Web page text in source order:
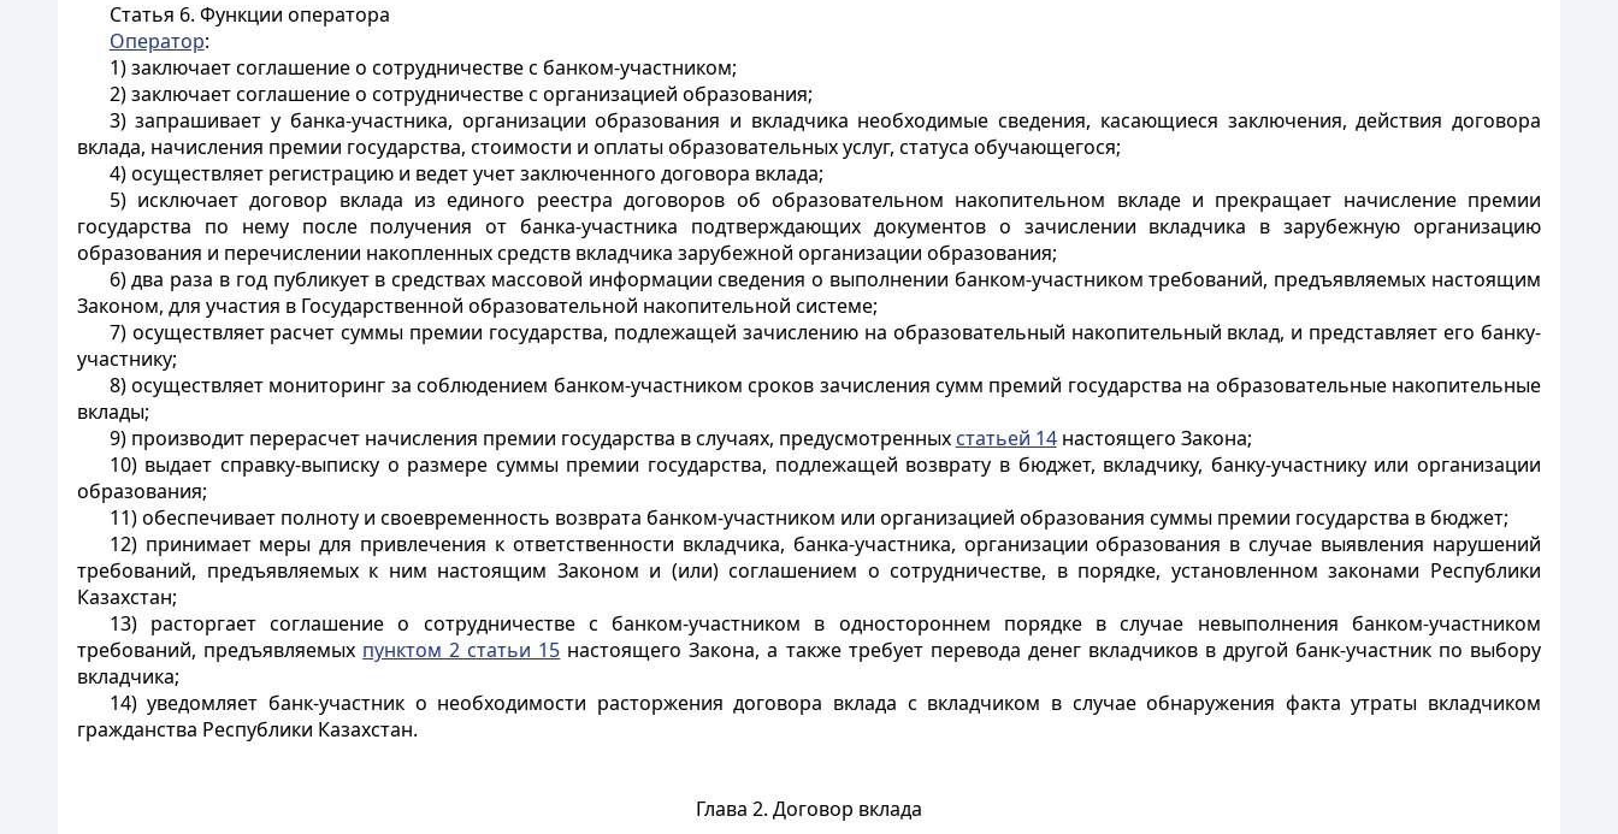
Статья 6. Функции оператора
Оператор:
1) заключает соглашение о сотрудничестве с банком-участником;
2) заключает соглашение о сотрудничестве с организацией образования;
3) запрашивает у банка-участника, организации образования и вкладчика необходимые сведения, касающиеся заключения, действия договора
вклада, начисления премии государства, стоимости и оплаты образовательных услуг, статуса обучающегося;
4) осуществляет регистрацию и ведет учет заключенного договора вклада;
5) исключает договор вклада из единого реестра договоров об образовательном накопительном вкладе и прекращает начисление премии
государства по нему после получения от банка-участника подтверждающих документов о зачислении вкладчика в зарубежную организацию
образования и перечислении накопленных средств вкладчика зарубежной организации образования;
6) два раза в год публикует в средствах массовой информации сведения о выполнении банком-участником требований, предъявляемых настоящим
Законом, для участия в Государственной образовательной накопительной системе;
7) осуществляет расчет суммы премии государства, подлежащей зачислению на образовательный накопительный вклад, и представляет его банку-
участнику;
8) осуществляет мониторинг за соблюдением банком-участником сроков зачисления сумм премий государства на образовательные накопительные
вклады;
9) производит перерасчет начисления премии государства в случаях, предусмотренных статьей 14настоящего Закона;
10) выдает справку-выписку о размере суммы премии государства, подлежащей возврату в бюджет, вкладчику, банку-участнику или организации
образования;
11) обеспечивает полноту и своевременность возврата банком-участником или организацией образования суммы премии государства в бюджет;
12) принимает меры для привлечения к ответственности вкладчика, банка-участника, организации образования в случае выявления нарушений
требований, предъявляемых к ним настоящим Законом и (или) соглашением о сотрудничестве, в порядке, установленном законами Республики
Казахстан;
13) расторгает соглашение о сотрудничестве с банком-участником в одностороннем порядке в случае невыполнения банком-участником
требований, предъявляемых пунктом 2 статьи 15 настоящего Закона, а также требует перевода денег вкладчиков в другой банк-участник по выбору
вкладчика;
14) уведомляет банк-участник о необходимости расторжения договора вклада с вкладчиком в случае обнаружения факта утраты вкладчиком
гражданства Республики Казахстан.
Глава 2. Договор вклада